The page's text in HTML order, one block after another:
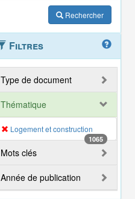
Rechercher
Filtres
Type de document
Thématique
Logement et construction
1065
Mots clés
Année de publication